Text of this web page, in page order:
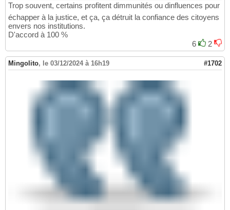
Trop souvent, certains profitent dimmunités ou dinfluences pour
échapper à la justice, et ça, ça détruit la confiance des citoyens
envers nos institutions.
D'accord à 100 %
6
2
Mingolito, le 03/12/2024 à 16h19 #1702